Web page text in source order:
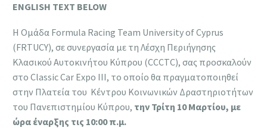
ENGLISH TEXT BELOW
Η Oμάδα Formula Racing Team University of Cyprus
(FRTUCY), σε συνεργασία με τη Λέσχη Περιήγησης
Κλασικού Αυτοκινήτου Κύπρου (CCCTC), σας προσκαλούν
στο Classic Car Expo III, το οποίο θα πραγματοποιηθεί
στην Πλατεία του Κέντρου Κοινωνικών Δραστηριοτήτων
του Πανεπιστημίου Κύπρου, την Τρίτη 10 Μαρτίου, με
ώρα έναρξης τις 10:00 π.μ.